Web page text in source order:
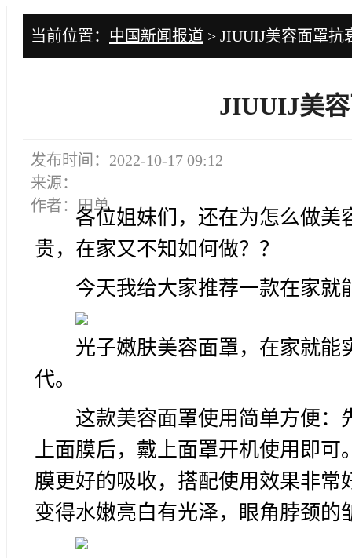
当前位置： 中国新闻报道 > JIUUIJ美容面罩抗
JIUUIJ美
发布时间：2022-10-17 09:12
来源：
作者：田单
各位姐妹们，还在为怎么做美
贵，在家又不知如何做？？
今天我给大家推荐一款在家就
光子嫩肤美容面罩，在家就能
代。
这款美容面罩使用简单方便：
上面膜后，戴上面罩开机使用即
膜更好的吸收，搭配使用效果非
变得水嫩亮白有光泽，眼角脖颈